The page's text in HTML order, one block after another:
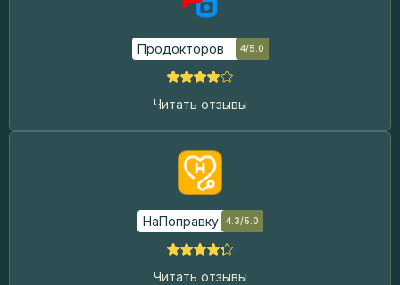
Продокторов 4/5.0
Читать отзывы
НаПоправку 4.3/5.0
Читать отзывы